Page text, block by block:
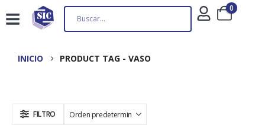
0
INICIO PRODUCT TAG - VASO
FILTRO